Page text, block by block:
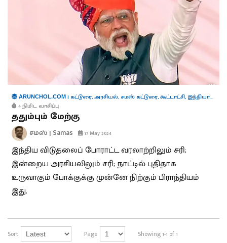
ARUNCHOL.COM | கட்டுரை,அரசியல், சமஸ் கட்டுரை,கூட்டாட்சி, இந்தியாவின் குரல்கள்
4 நிமிட வாசிப்பு
ததும்பும் மேற்கு
சமஸ் | Samas 17 May 2024
இந்திய விடுதலைப் போராட்ட வரலாற்றிலும் சரி;
இன்றைய அரசியலிலும் சரி; நாட்டில் புதிதாக
உருவாகும் போக்குக்கு முன்னே நிற்கும் பிராந்தியம்
இது.
Sort Page Showing 1-1 of 1